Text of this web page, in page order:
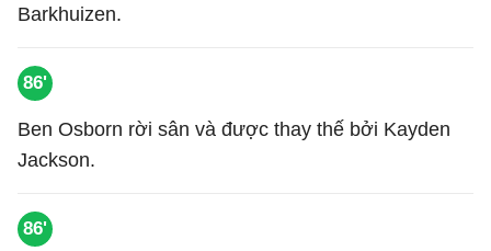
Barkhuizen.
86'
Ben Osborn rời sân và được thay thế bởi Kayden
Jackson.
86'